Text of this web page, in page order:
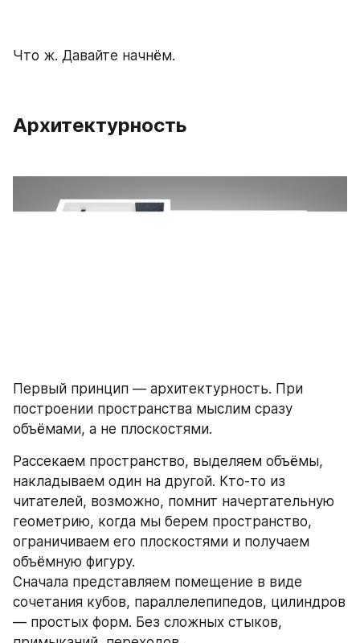
Что ж. Давайте начнём.
Архитектурность
Первый принцип — архитектурность. При
построении пространства мыслим сразу
объёмами, а не плоскостями.
Рассекаем пространство, выделяем объёмы,
накладываем один на другой. Кто-то из
читателей, возможно, помнит начертательную
геометрию, когда мы берем пространство,
ограничиваем его плоскостями и получаем
объёмную фигуру.
Сначала представляем помещение в виде
сочетания кубов, параллелепипедов, цилиндров
— простых форм. Без сложных стыков,